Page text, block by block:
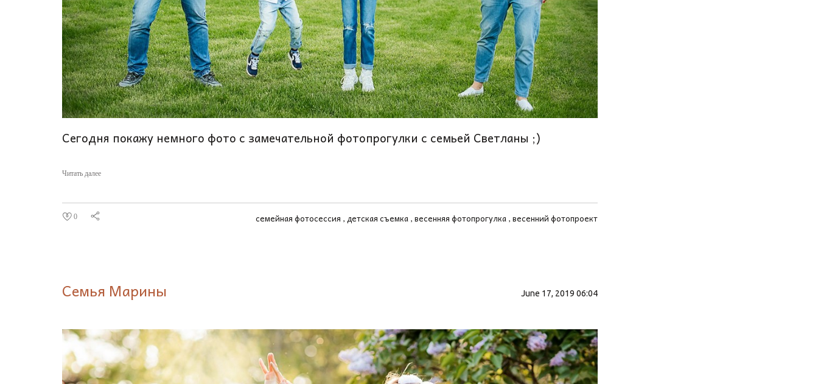
Сегодня покажу немного фото с замечательной фотопрогулки с семьей Светланы ;)
Читать далее
0 семейная фотосессия детская съемка весенняя фотопрогулка весенний фотопроект
Семья Марины June 17, 2019 06:04